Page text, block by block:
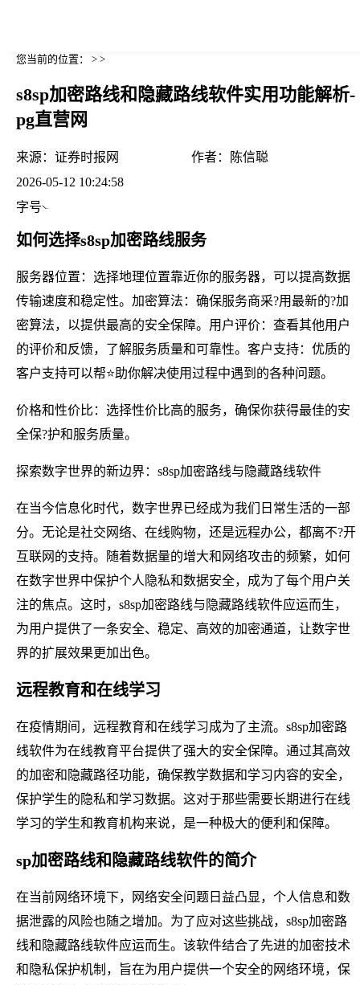
您当前的位置： > >
s8sp加密路线和隐藏路线软件实用功能解析-
pg直营网
来源： 证券时报网 作者：
陈信聪
2026-05-12 10:24:58
字号
如何选择s8sp加密路线服务
服务器位置：选择地理位置靠近你的服务器，可以提高数据
传输速度和稳定性。加密算法：确保服务商采?用最新的?加
密算法，以提供最高的安全保障。用户评价：查看其他用户
的评价和反馈，了解服务质量和可靠性。客户支持：优质的
客户支持可以帮⭐助你解决使用过程中遇到的各种问题。
价格和性价比：选择性价比高的服务，确保你获得最佳的安
全保?护和服务质量。
探索数字世界的新边界：s8sp加密路线与隐藏路线软件
在当今信息化时代，数字世界已经成为我们日常生活的一部
分。无论是社交网络、在线购物，还是远程办公，都离不?开
互联网的支持。随着数据量的增大和网络攻击的频繁，如何
在数字世界中保护个人隐私和数据安全，成为了每个用户关
注的焦点。这时，s8sp加密路线与隐藏路线软件应运而生，
为用户提供了一条安全、稳定、高效的加密通道，让数字世
界的扩展效果更加出色。
远程教育和在线学习
在疫情期间，远程教育和在线学习成为了主流。s8sp加密路
线软件为在线教育平台提供了强大的安全保障。通过其高效
的加密和隐藏路径功能，确保教学数据和学习内容的安全，
保护学生的隐私和学习数据。这对于那些需要长期进行在线
学习的学生和教育机构来说，是一种极大的便利和保障。
sp加密路线和隐藏路线软件的简介
在当前网络环境下，网络安全问题日益凸显，个人信息和数
据泄露的风险也随之增加。为了应对这些挑战，s8sp加密路
线和隐藏路线软件应运而生。该软件结合了先进的加密技术
和隐私保护机制，旨在为用户提供一个安全的网络环境，保